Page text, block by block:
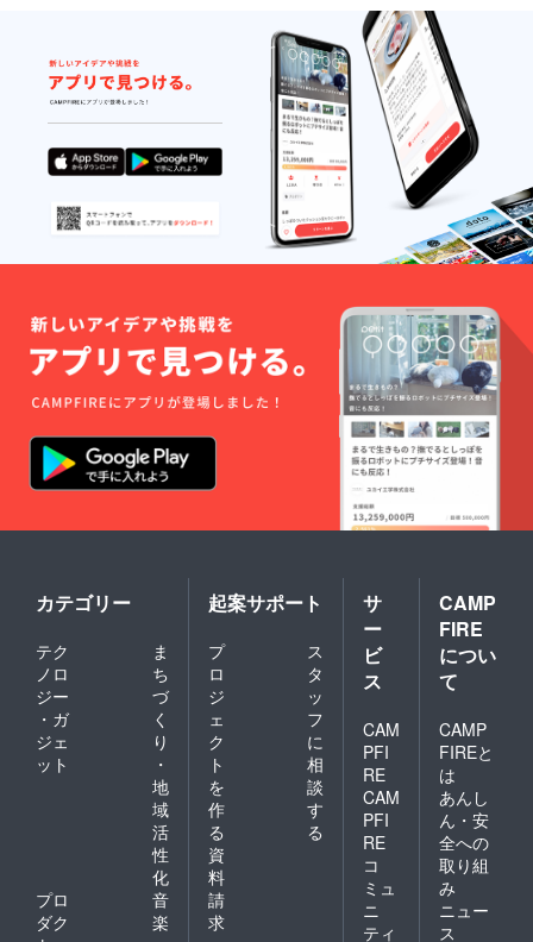
カテゴリー
テク
ノロ
ジー
・ガ
ジェ
ット
ま
ち
づ
く
り
・
地
域
活
性
化
プロ
ダク
音
楽
起案サポート
プ
ロ
ジ
ェ
ク
ト
を
作
る
ス
タ
ッ
フ
に
相
談
す
る
資
料
請
求
サ
ー
ビ
ス
CAM
PFI
RE
CAM
PFI
RE
コ
ミュ
ニ
ティ
CAMP
FIRE
につい
て
CAMP
FIREと
は
あんし
ん・安
全への
取り組
み
ニュー
ス